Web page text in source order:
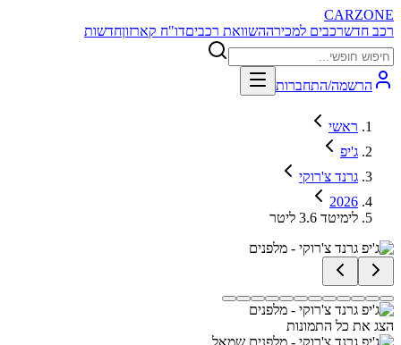
CARZONE
רכב חדשרכבים למכירההשוואת רכביםדו"ח קארזוןחדשות
הרשמה/התחברות
ראשי
ג'יפ
גרנד צ'רוקי
2026
לימיטד 3.6 ליטר
הצג את כל התמונות